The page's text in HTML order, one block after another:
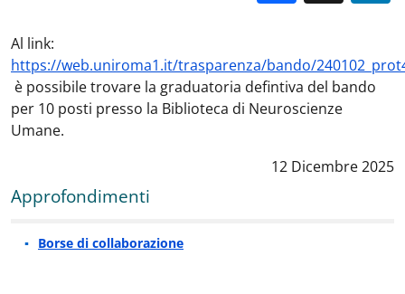
Al link:
https://web.uniroma1.it/trasparenza/bando/
è possibile trovare la graduatoria defintiva del bando
per 10 posti presso la Biblioteca di Neuroscienze
Umane.
Data notizia :
12 Dicembre 2025
Approfondimenti
Borse di collaborazione